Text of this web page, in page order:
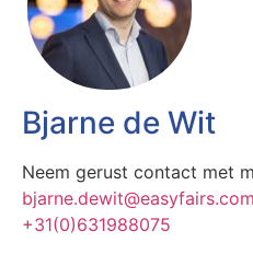
Bjarne de Wit
Neem gerust contact met
bjarne.dewit@easyfairs.com
+31(0)631988075